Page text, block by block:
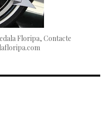
Floripa, Contacte